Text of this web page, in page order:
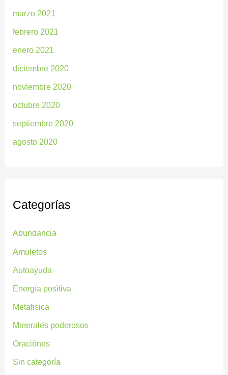
marzo 2021
febrero 2021
enero 2021
diciembre 2020
noviembre 2020
octubre 2020
septiembre 2020
agosto 2020
Categorías
Abundancia
Amuletos
Autoayuda
Energía positiva
Metafisica
Minerales poderosos
Oraciónes
Sin categoría